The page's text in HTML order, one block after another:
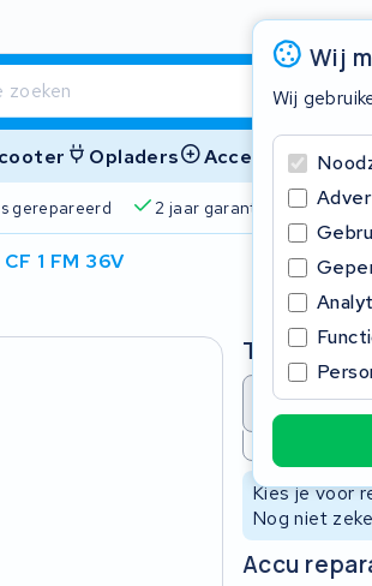
Opladers Accessoires
gerepareerd 2 jaar garantie 4,6/5
Wij
Wij
1 FM 36V
Type
Accu
Kies je voor
Nog niet
Accu
Begin te typen in de